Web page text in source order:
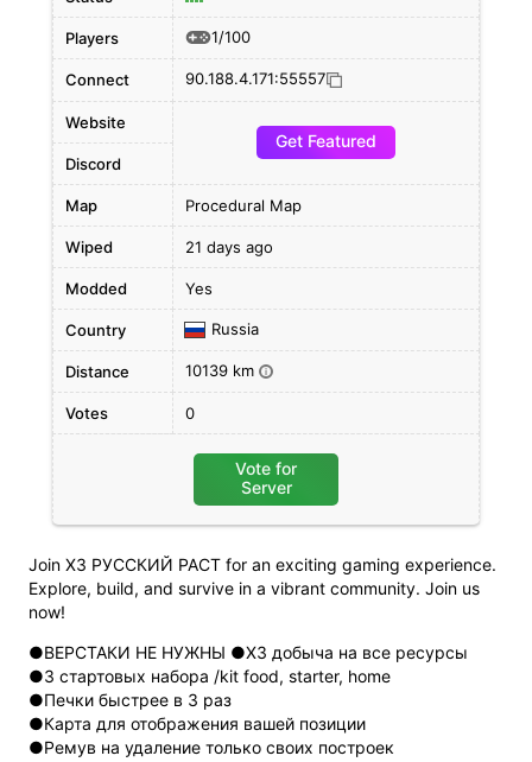
Join X3 РУССКИЙ РАСТ for an exciting gaming experience.
Explore, build, and survive in a vibrant community. Join us
now!
●ВЕРСТАКИ НЕ НУЖНЫ ●X3 добыча на все ресурсы
●3 стартовых набора /kit food, starter, home
●Печки быстрее в 3 раз
●Карта для отображения вашей позиции
●Ремув на удаление только своих построек
Players 1/100
Connect 90.188.4.171:55557
Website
Get Featured
Discord
Map Procedural Map
Wiped 21 days ago
Modded Yes
Country Russia
Distance 10139 km i
Votes 0
Vote for
Server